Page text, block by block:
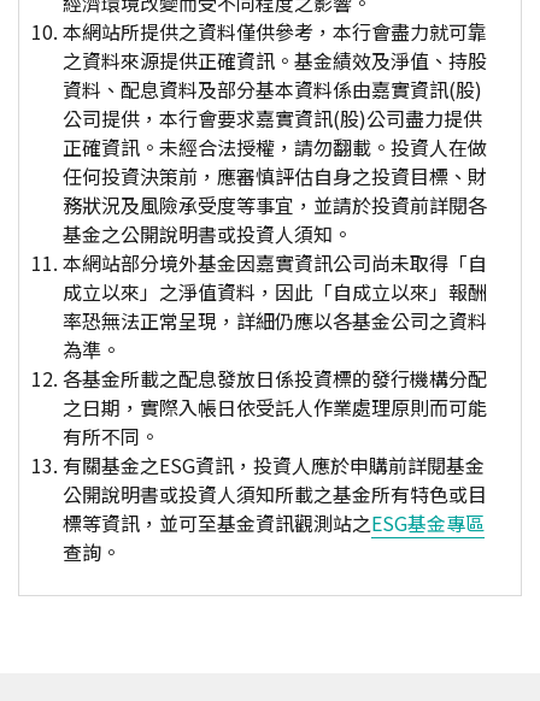
本網站所提供之資料僅供參考，本行會盡力就可靠
之資料來源提供正確資訊。基金績效及淨值、持股
資料、配息資料及部分基本資料係由嘉實資訊(股)
公司提供，本行會要求嘉實資訊(股)公司盡力提供
正確資訊。未經合法授權，請勿翻載。投資人在做
任何投資決策前，應審慎評估自身之投資目標、財
務狀況及風險承受度等事宜，並請於投資前詳閱各
基金之公開說明書或投資人須知。
本網站部分境外基金因嘉實資訊公司尚未取得「自
成立以來」之淨值資料，因此「自成立以來」報酬
率恐無法正常呈現，詳細仍應以各基金公司之資料
為準。
各基金所載之配息發放日係投資標的發行機構分配
之日期，實際入帳日依受託人作業處理原則而可能
有所不同。
有關基金之ESG資訊，投資人應於申購前詳閱基金
公開說明書或投資人須知所載之基金所有特色或目
標等資訊，並可至基金資訊觀測站之ESG基金專區
查詢。